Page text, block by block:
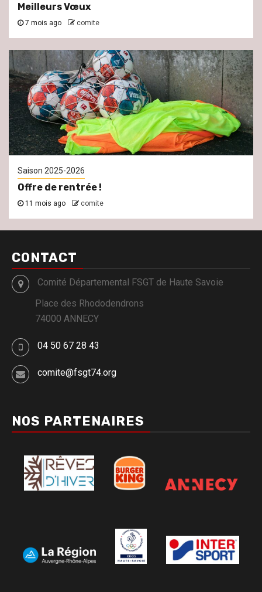
Meilleurs Vœux
7 mois ago comite
Saison 2025-2026
Offre de rentrée !
11 mois ago comite
CONTACT
Comité Départemental FSGT de Haute Savoie
Place des Rhododendrons
74000 ANNECY
04 50 67 28 43
comite@fsgt74.org
NOS PARTENAIRES